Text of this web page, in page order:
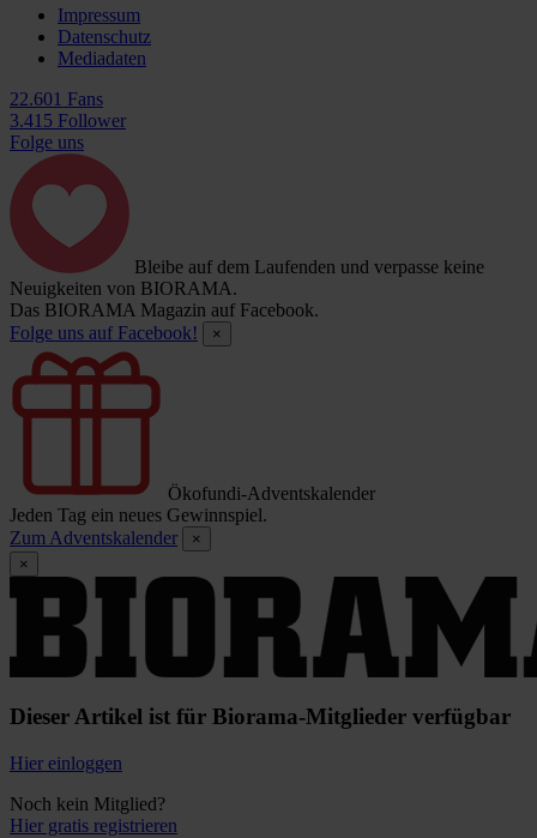
Impressum
Datenschutz
Mediadaten
22.601 Fans
3.415 Follower
Folge uns
Bleibe auf dem Laufenden und verpasse keine
Neuigkeiten von BIORAMA.
Das BIORAMA Magazin auf Facebook.
Folge uns auf Facebook!
×
Ökofundi-Adventskalender
Jeden Tag ein neues Gewinnspiel.
Zum Adventskalender
×
×
Dieser Artikel ist für Biorama-Mitglieder verfügbar
Hier einloggen
Noch kein Mitglied?
Hier gratis registrieren